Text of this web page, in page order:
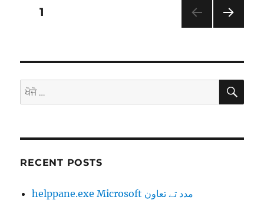
Posts
ਪੰਨਾ1
ਖੋਜੋ
(ਇਸ
ਖੋਜੋ
RECENT POSTS
helppane.exe ‎‎Microsoft مدد تے تعاون